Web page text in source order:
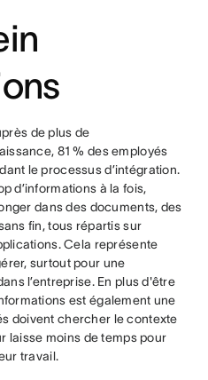
de plus de
81 % des employés
le processus d’intégration.
d’informations à la fois,
dans des documents, des
fin, tous répartis sur
Cela représente
surtout pour une
l’entreprise. En plus d'être
est également une
doivent chercher le contexte
laisse moins de temps pour
travail.